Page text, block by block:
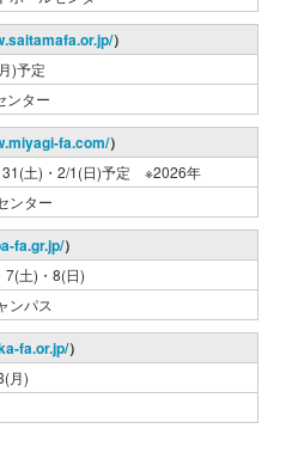
）
)予定
ンター
fa.com/）
31(土)・2/1(日)予定 ※2026年
ンター
fa.gr.jp/）
7(土)・8(日)
ンパス
fa.or.jp/）
月)